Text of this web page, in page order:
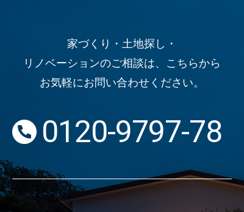
家づくり・土地探し・
リノベーションのご相談は、こちらから
お気軽にお問い合わせください。
0120-9797-78